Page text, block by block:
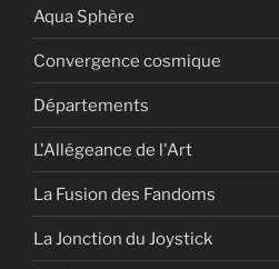
Aqua Sphère
Convergence cosmique
Départements
L'Allégeance de l'Art
La Fusion des Fandoms
La Jonction du Joystick